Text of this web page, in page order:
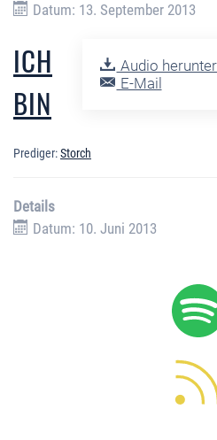
Datum: 13. September 2013
Audio
E-Mail
ICH
BIN
Prediger:Storch
Details
Datum: 10. Juni 2013